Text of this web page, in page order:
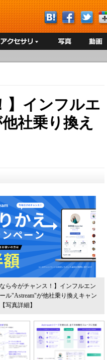
】インフルエ
社乗り換え
なら今がチャンス！】インフルエン
ル"Astream"が他社乗り換えキャン
【写真詳細】